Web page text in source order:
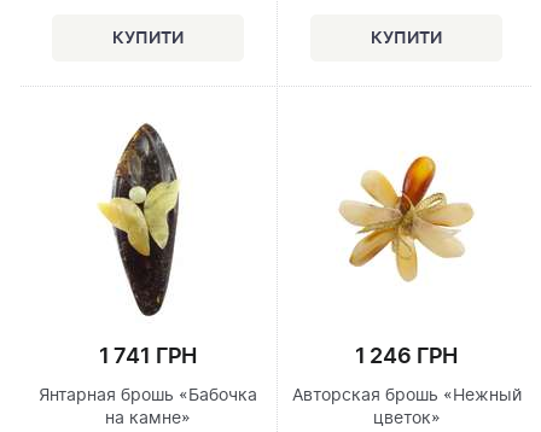
1 741 ГРН
Янтарная брошь «Бабочка
на камне»
1 246 ГРН
Авторская брошь «Нежный
цветок»